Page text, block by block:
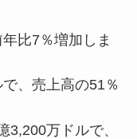
比7％増加しま
、売上高の51％
3,200万ドルで、